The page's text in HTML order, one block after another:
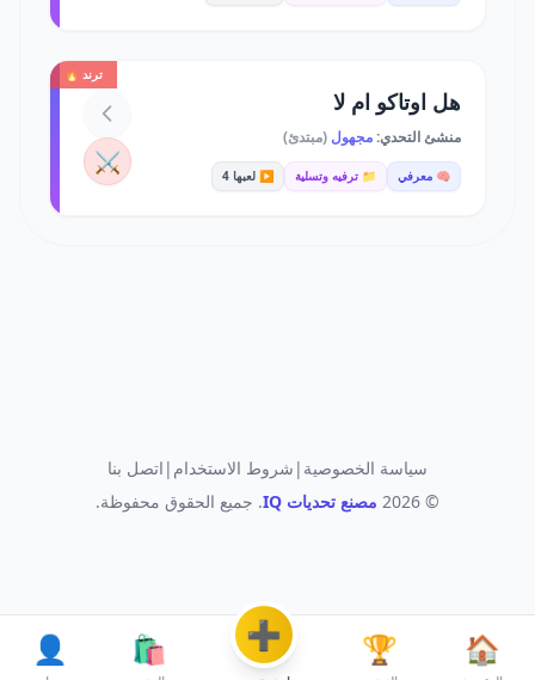
ترند 🔥
هل اوتاكو ام لا
منشئ التحدي:مجهول (مبتدئ)
🧠 معرفي 📁 ترفيه وتسلية ▶️ لعبها 4 ⚔️
🏠
🏆
➕
🛍️
👤
سياسة الخصوصية | شروط الاستخدام | اتصل بنا
© 2026
مصنع تحديات IQ . جميع الحقوق محفوظة.